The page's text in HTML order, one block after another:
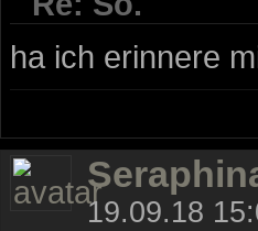
ha ich erinnere
19.09.18